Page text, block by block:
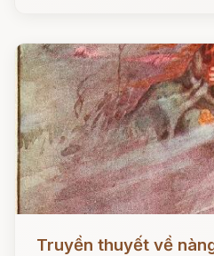
Đọc ngay
Truyền thuyết về